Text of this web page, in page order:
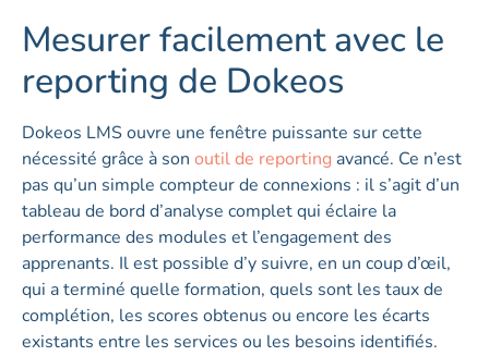
Mesurer facilement avec le
reporting de Dokeos
Dokeos LMS ouvre une fenêtre puissante sur cette
nécessité grâce à son outil de reporting avancé. Ce n’est
pas qu’un simple compteur de connexions : il s’agit d’un
tableau de bord d’analyse complet qui éclaire la
performance des modules et l’engagement des
apprenants. Il est possible d’y suivre, en un coup d’œil,
qui a terminé quelle formation, quels sont les taux de
complétion, les scores obtenus ou encore les écarts
existants entre les services ou les besoins identifiés.